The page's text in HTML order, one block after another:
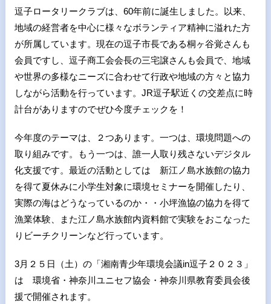
逗子ロータリークラブは、60年前に誕生しました。以来、
地域の経営者を中心に様々なボランティア精神に溢れた方
が所属しています。現在の逗子市長である桐ヶ谷覚さんも
会員ですし、逗子商工会会長の三宅譲さんも会員で、地域
や世界の多様なニーズに合わせて行政や地域の方々と協力
しながら活動を行っています。JR逗子駅近くの交差点に時
計台がありますのでぜひ今度チェックを！
今年度のテーマは、２つあります。一つは、環境問題への
取り組みです。もう一つは、誰一人取り残さないデジタル
化支援です。最近の活動としては 新江ノ島水族館の協力
を得て夏休みに小学生対象に環境セミナーを開催したり、
実際の海はどうなっているのか・・小坪漁協の協力を得て
漁業体験、また江ノ島水族館内資料館で実験をおこなった
りビーチクリーンなど行っています。
3月２５日（土）の「湘南青少年環境会議in逗子２０２３」
は 環境省・神奈川ユニセフ協会・神奈川県教育委員会後
援で開催されます。